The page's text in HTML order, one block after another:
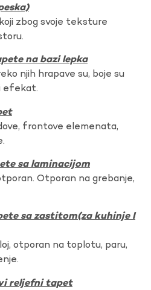
zbog svoje teksture
na bazi lepka
njih hrapave su, boje su
efekat.
frontove elemenata,
sa laminacijom
Otporan na grebanje,
sa zastitom(za kuhinje I
otporan na toplotu, paru,
reljefni tapet